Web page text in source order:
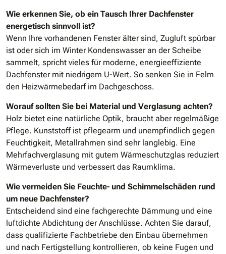
Wie erkennen Sie, ob ein Tausch Ihrer Dachfenster
energetisch sinnvoll ist?
Wenn Ihre vorhandenen Fenster älter sind, Zugluft spürbar
ist oder sich im Winter Kondenswasser an der Scheibe
sammelt, spricht vieles für moderne, energieeffiziente
Dachfenster mit niedrigem U-Wert. So senken Sie in Felm
den Heizwärmebedarf im Dachgeschoss.
Worauf sollten Sie bei Material und Verglasung achten?
Holz bietet eine natürliche Optik, braucht aber regelmäßige
Pflege. Kunststoff ist pflegearm und unempfindlich gegen
Feuchtigkeit, Metallrahmen sind sehr langlebig. Eine
Mehrfachverglasung mit gutem Wärmeschutzglas reduziert
Wärmeverluste und verbessert das Raumklima.
Wie vermeiden Sie Feuchte- und Schimmelschäden rund
um neue Dachfenster?
Entscheidend sind eine fachgerechte Dämmung und eine
luftdichte Abdichtung der Anschlüsse. Achten Sie darauf,
dass qualifizierte Fachbetriebe den Einbau übernehmen
und nach Fertigstellung kontrollieren, ob keine Fugen und